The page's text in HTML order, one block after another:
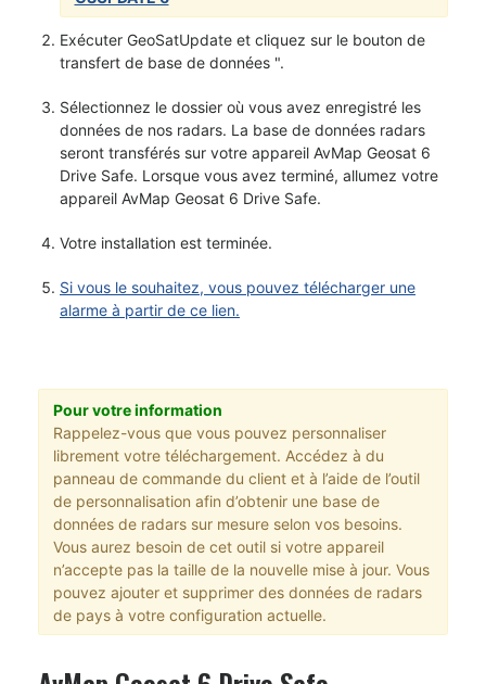
Exécuter GeoSatUpdate et cliquez sur le bouton de
transfert de base de données ".
Sélectionnez le dossier où vous avez enregistré les
données de nos radars. La base de données radars
seront transférés sur votre appareil AvMap Geosat 6
Drive Safe. Lorsque vous avez terminé, allumez votre
appareil AvMap Geosat 6 Drive Safe.
Votre installation est terminée.
Si vous le souhaitez, vous pouvez télécharger une
alarme à partir de ce lien.
Pour votre information
Rappelez-vous que vous pouvez personnaliser
librement votre téléchargement. Accédez à du
panneau de commande du client et à l’aide de l’outil
de personnalisation afin d’obtenir une base de
données de radars sur mesure selon vos besoins.
Vous aurez besoin de cet outil si votre appareil
n’accepte pas la taille de la nouvelle mise à jour. Vous
pouvez ajouter et supprimer des données de radars
de pays à votre configuration actuelle.